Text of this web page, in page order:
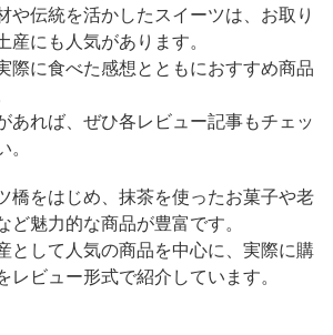
や伝統を活かしたスイーツは、お取り
にも人気があります。
際に食べた感想とともにおすすめ商品
あれば、ぜひ各レビュー記事もチェッ
橋をはじめ、抹茶を使ったお菓子や老
魅力的な商品が豊富です。
として人気の商品を中心に、実際に購
レビュー形式で紹介しています。